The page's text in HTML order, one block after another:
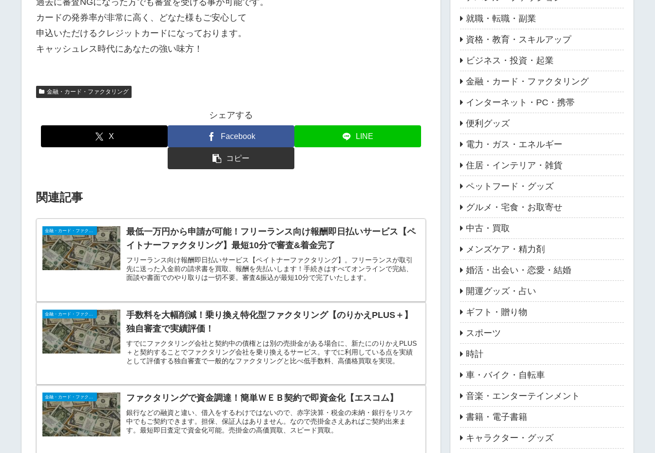
カードの発券率が非常に高く、どなた様もご安心して
申込いただけるクレジットカードになっております。
キャッシュレス時代にあなたの強い味方！
金融・カード・ファクタリング
シェアする
X Facebook LINE
コピー
関連記事
金融・カード・ファクタリング
最低一万円から申請が可能！フリーランス向け報酬即日払いサービス【ペ
イトナーファクタリング】最短10分で審査&着金完了
フリーランス向け報酬即日払いサービス【ペイトナーファクタリング】。フリーランスが取引
先に送った入金前の請求書を買取、報酬を先払いします！手続きはすべてオンラインで完結、
面談や書面でのやり取りは一切不要。審査&振込が最短10分で完了いたします。
手数料を大幅削減！乗り換え特化型ファクタリング【のりかえPLUS＋】
独自審査で実績評価！
すでにファクタリング会社と契約中の債権とは別の売掛金がある場合に、新たにのりかえPLUS
＋と契約することでファクタリング会社を乗り換えるサービス。すでに利用している点を実績
として評価する独自審査で一般的なファクタリングと比べ低手数料、高価格買取を実現。
金融・カード・ファクタリング ファクタリングで資金調達！簡単ＷＥＢ契約で即資金化【エスコム】
銀行などの融資と違い、借入をするわけではないので、赤字決算・税金の未納・銀行をリスケ
中でもご契約できます。担保、保証人はありません。なので売掛金さえあればご契約出来ま
す。最短即日査定で資金化可能。売掛金の高価買取、スピード買取。
就職・転職・副業
資格・教育・スキルアップ
ビジネス・投資・起業
金融・カード・ファクタリング
インターネット・PC・携帯
便利グッズ
電力・ガス・エネルギー
住居・インテリア・雑貨
ペットフード・グッズ
グルメ・宅食・お取寄せ
中古・買取
メンズケア・精力剤
婚活・出会い・恋愛・結婚
開運グッズ・占い
ギフト・贈り物
スポーツ
時計
車・バイク・自転車
音楽・エンターテインメント
書籍・電子書籍
キャラクター・グッズ